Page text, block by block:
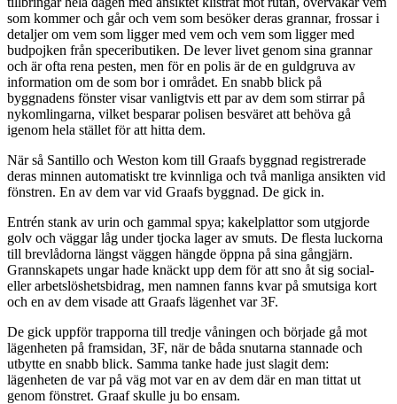
som kommer och går och vem som besöker deras grannar, frossar i
detaljer om vem som ligger med vem och vem som ligger med
budpojken från speceributiken. De lever livet genom sina grannar
och är ofta rena pesten, men för en polis är de en guldgruva av
information om de som bor i området. En snabb blick på
byggnadens fönster visar vanligtvis ett par av dem som stirrar på
nykomlingarna, vilket besparar polisen besväret att behöva gå
igenom hela stället för att hitta dem.
När så Santillo och Weston kom till Graafs byggnad registrerade
deras minnen automatiskt tre kvinnliga och två manliga ansikten vid
fönstren. En av dem var vid Graafs byggnad. De gick in.
Entrén stank av urin och gammal spya; kakelplattor som utgjorde
golv och väggar låg under tjocka lager av smuts. De flesta luckorna
till brevlådorna längst väggen hängde öppna på sina gångjärn.
Grannskapets ungar hade knäckt upp dem för att sno åt sig social-
eller arbetslöshetsbidrag, men namnen fanns kvar på smutsiga kort
och en av dem visade att Graafs lägenhet var 3F.
De gick uppför trapporna till tredje våningen och började gå mot
lägenheten på framsidan, 3F, när de båda snutarna stannade och
utbytte en snabb blick. Samma tanke hade just slagit dem:
lägenheten de var på väg mot var en av dem där en man tittat ut
genom fönstret. Graaf skulle ju bo ensam.